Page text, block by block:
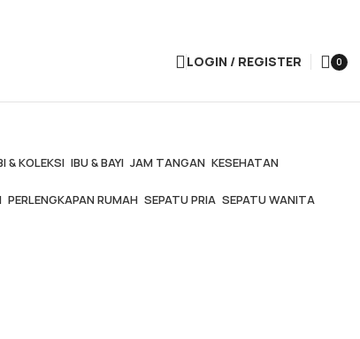
LOGIN / REGISTER
0
& KOLEKSI IBU & BAYI JAM TANGAN KESEHATAN
PERLENGKAPAN RUMAH SEPATU PRIA SEPATU WANITA